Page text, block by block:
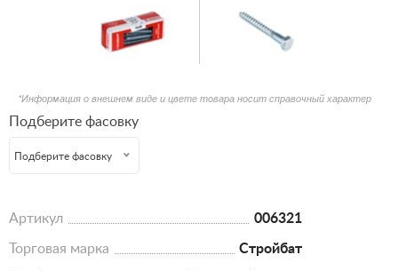
*Информация о внешнем виде и цвете товара носит справочный характер
Подберите фасовку
Подберите фасовку
Артикул 006321
Торговая марка Стройбат